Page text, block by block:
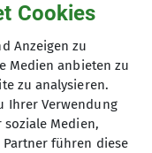
- September
Cookies
Anzeigen zu
Medien anbieten zu
zu analysieren.
Ihrer Verwendung
Medien,
führen diese